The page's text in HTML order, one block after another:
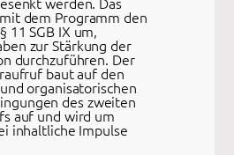
dem Programm den
11 SGB IX um,
zur Stärkung der
durchzuführen. Der
baut auf den
organisatorischen
des zweiten
auf und wird um
inhaltliche Impulse